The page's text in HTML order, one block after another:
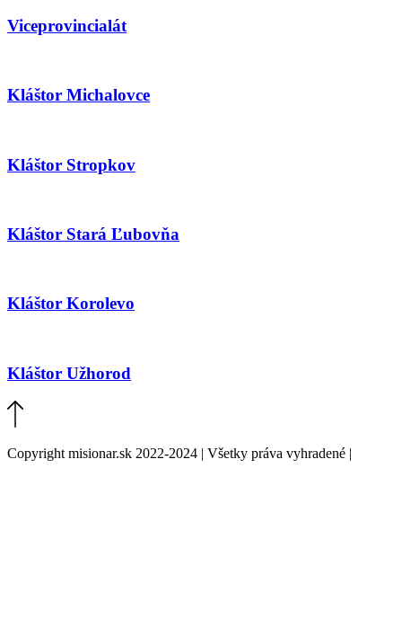
Viceprovincialát
Kláštor Michalovce
Kláštor Stropkov
Kláštor Stará Ľubovňa
Kláštor Korolevo
Kláštor Užhorod
Copyright misionar.sk 2022-2024 | Všetky práva vyhradené |